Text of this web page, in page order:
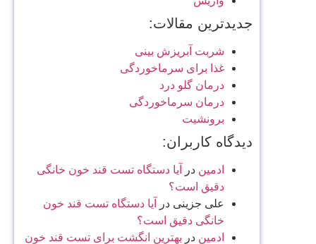
جدیدترین مقالات:
شربت آبریزش بینی
غذا برای سرماخوردگی
درمان گلو درد
درمان سرماخوردگی
برونشیت
دیدگاه کاربران:
ادمین در
آیا دستگاه تست قند خون خانگی
دقیق است؟
علی جزینی در
آیا دستگاه تست قند خون
خانگی دقیق است؟
ادمین در بهترین انگشت برای تست قند خون